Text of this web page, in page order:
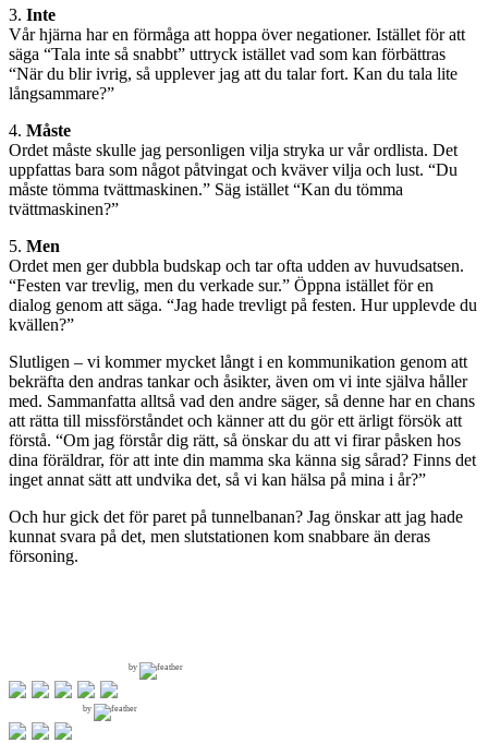
3. Inte
Vår hjärna har en förmåga att hoppa över negationer. Istället för att
säga “Tala inte så snabbt” uttryck istället vad som kan förbättras
“När du blir ivrig, så upplever jag att du talar fort. Kan du tala lite
långsammare?”
4. Måste
Ordet måste skulle jag personligen vilja stryka ur vår ordlista. Det
uppfattas bara som något påtvingat och kväver vilja och lust. “Du
måste tömma tvättmaskinen.” Säg istället “Kan du tömma
tvättmaskinen?”
5. Men
Ordet men ger dubbla budskap och tar ofta udden av huvudsatsen.
“Festen var trevlig, men du verkade sur.” Öppna istället för en
dialog genom att säga. “Jag hade trevligt på festen. Hur upplevde du
kvällen?”
Slutligen – vi kommer mycket långt i en kommunikation genom att
bekräfta den andras tankar och åsikter, även om vi inte själva håller
med. Sammanfatta alltså vad den andre säger, så denne har en chans
att rätta till missförståndet och känner att du gör ett ärligt försök att
förstå. “Om jag förstår dig rätt, så önskar du att vi firar påsken hos
dina föräldrar, för att inte din mamma ska känna sig sårad? Finns det
inget annat sätt att undvika det, så vi kan hälsa på mina i år?”
Och hur gick det för paret på tunnelbanan? Jag önskar att jag hade
kunnat svara på det, men slutstationen kom snabbare än deras
försoning.
by
by